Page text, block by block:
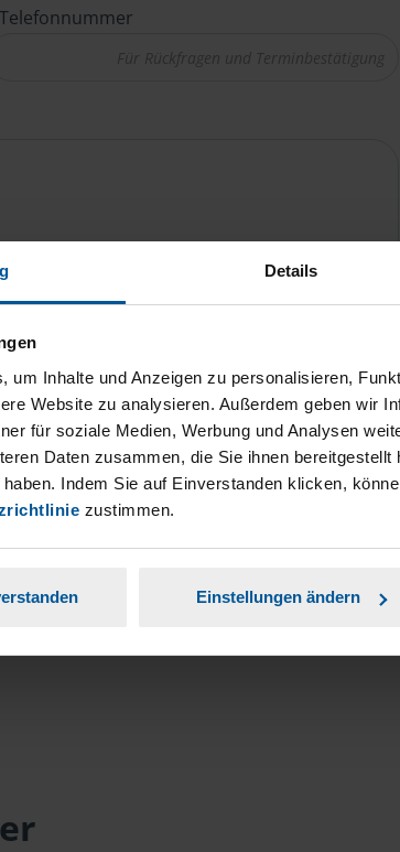
Details
um Inhalte und Anzeigen zu personalisieren,
Website zu analysieren. Außerdem geben wir
für soziale Medien, Werbung und Analysen
Daten zusammen, die Sie ihnen
Indem Sie auf Einverstanden klicken,
zustimmen.
Einstellungen ändern
Telefonnummer
mich damit einverstanden, dass meine
Analyse der Zugriffsquelle
genommen.